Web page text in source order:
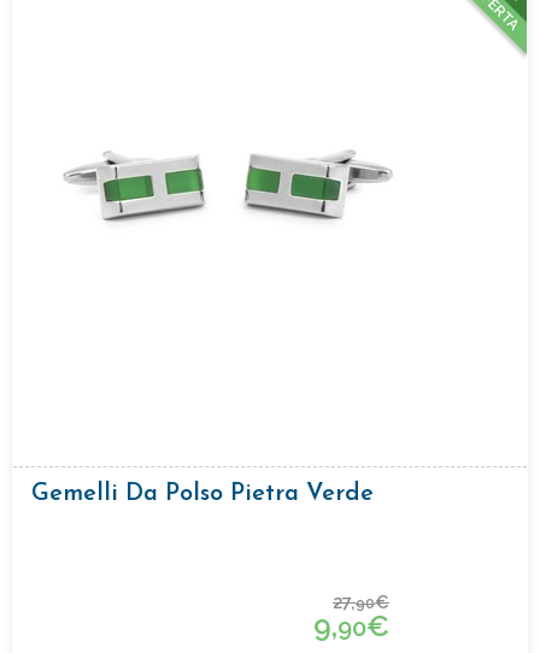
Gemelli Da Polso Pietra Verde
27,90€
9,90€